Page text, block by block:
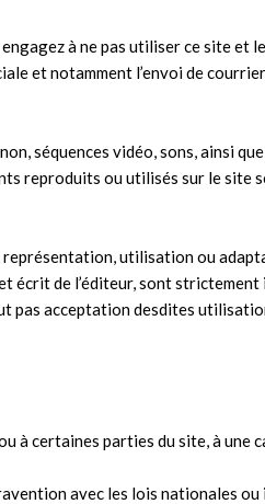
à ne pas utiliser ce site
et notamment l’envoi de
séquences vidéo, sons, ainsi
reproduits ou utilisés sur le site
utilisation ou
écrit de l’éditeur, sont
pas acceptation desdites
à certaines parties du site, à une
avec les lois nationales ou